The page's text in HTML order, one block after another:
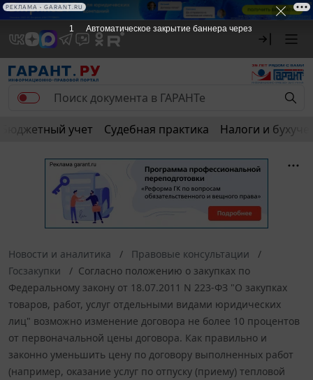
Бюджетный учет Судебная практика Налоги и
Новости и аналитика
Правовые консультации
Госзакупки
Согласно положению о закупках по
Федеральному закону от 18.07.2011 N 223-ФЗ "О закупках
товаров, работ, услуг отдельными видами юридических
лиц" возможно изменение договора не более 10 процентов
от первоначальной цены договора. Как правильно и
законно уменьшить цену по договору выполненных работ
(например, оказание услуг по отпуску (приему) тепловой
1 Автоматическое закрытие баннера через
РЕКЛАМА • GARANT.RU